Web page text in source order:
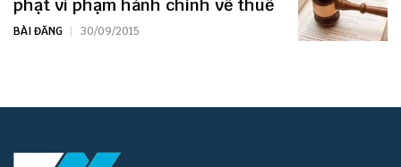
phạt vi phạm hành chính về thuế
BÀI ĐĂNG 30/09/2015